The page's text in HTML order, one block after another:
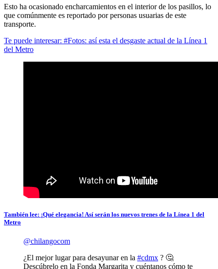
Esto ha ocasionado encharcamientos en el interior de los pasillos, lo
que comúnmente es reportado por personas usuarias de este
transporte.
Te puede interesar: #Fotos: así esta el desgaste actual de la Línea 1
del Metro
También lee: ¡Qué elegancia! Así serán los nuevos trenes de la Línea 1 del
Metro
@chilangocom
¿El mejor lugar para desayunar en la #cdmx ? 🤔
Descúbrelo en la Fonda Margarita y cuéntanos cómo te